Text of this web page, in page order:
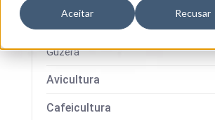
Aceitar Recusar
Guzerá
O Programa
Avicultura
Cafeicultura